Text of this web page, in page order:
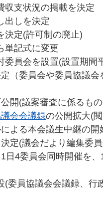
収支状況の掲載を決定
出しを決定
決定(許可制の廃止)
単記式に変更
員会を設置(設置期間
（委員会や委員協議
開(議案審査に係るも
会会議録の公開拡大(
よる本会議生中継の開
定(議会だより編集委
日4委員会同時開催を
(委員協議会会議録、行